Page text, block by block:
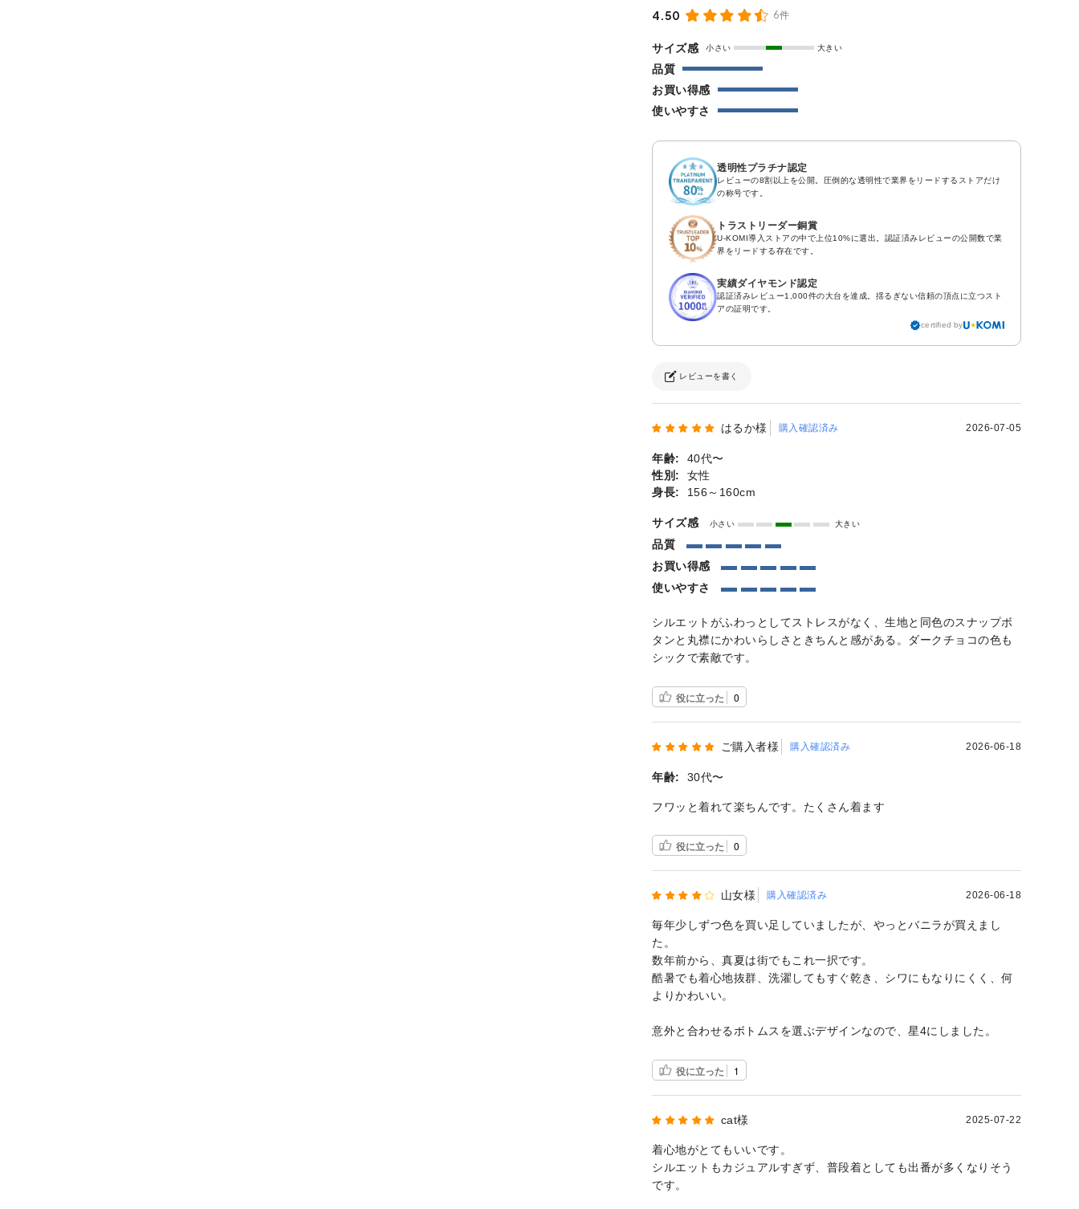
4.50 6件
サイズ感 小さい 大きい
品質
お買い得感
使いやすさ
透明性プラチナ認定
レビューの8割以上を公開。圧倒的な透明性で業界をリードするストアだけ
の称号です。
トラストリーダー銅賞
U-KOMI導入ストアの中で上位10%に選出。認証済みレビューの公開数で業
界をリードする存在です。
実績ダイヤモンド認定
認証済みレビュー1,000件の大台を達成。揺るぎない信頼の頂点に立つスト
アの証明です。
certified by
レビューを書く
はるか様 購入確認済み 2026-07-05
年齢:
40代〜
性別:
女性
身長:
156～160cm
サイズ感 小さい 大きい
品質
お買い得感
使いやすさ
シルエットがふわっとしてストレスがなく、生地と同色のスナップボ
タンと丸襟にかわいらしさときちんと感がある。ダークチョコの色も
シックで素敵です。
役に立った 0
ご購入者様 購入確認済み 2026-06-18
年齢: 30代〜
フワッと着れて楽ちんです。たくさん着ます
役に立った 0
山女様 購入確認済み 2026-06-18
毎年少しずつ色を買い足していましたが、やっとバニラが買えまし
た。
数年前から、真夏は街でもこれ一択です。
酷暑でも着心地抜群、洗濯してもすぐ乾き、シワにもなりにくく、何
よりかわいい。
意外と合わせるボトムスを選ぶデザインなので、星4にしました。
役に立った 1
cat様 2025-07-22
着心地がとてもいいです。
シルエットもカジュアルすぎず、普段着としても出番が多くなりそう
です。